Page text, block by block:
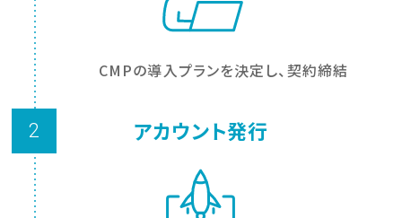
CMPの導入プランを決定し、契約締結
2 アカウント発行